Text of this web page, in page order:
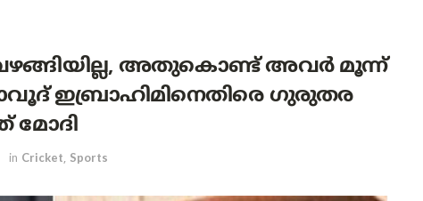
അതുകൊണ്ട് അവർ മൂന്ന്
ഇബ്രാഹിമിനെതിരെ ഗുരുതര
മോദി
in Cricket, Sports